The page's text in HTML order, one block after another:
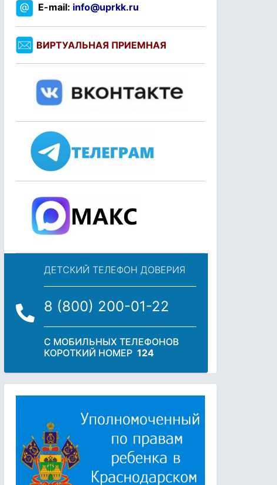
E-mail: info@uprkk.ru
ВИРТУАЛЬНАЯ ПРИЕМНАЯ
ДЕТСКИЙ ТЕЛЕФОН ДОВЕРИЯ
8 (800) 200-01-22
С МОБИЛЬНЫХ ТЕЛЕФОНОВ
КОРОТКИЙ НОМЕР 124